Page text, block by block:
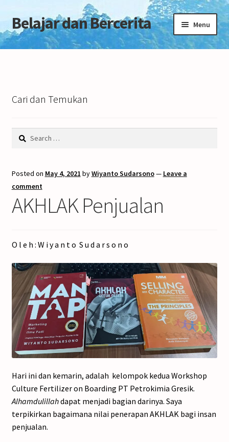
Skip
to
navigation
Skip
to
Belajar dan Bercerita Menu
Home
Cari dan Temukan
Search
Posted on May 4, 2021 byWiyanto Sudarsono— Leave a
comment
AKHLAK Penjualan
O l e h : W i y a n t o S u d a r s o n o
Hari ini dan kemarin, adalah kelompok kedua Workshop
Culture Fertilizer on Boarding PT Petrokimia Gresik.
Alhamdulillahdapat menjadi bagian darinya. Saya
terpikirkan bagaimana nilai penerapan AKHLAK bagi insan
penjualan.